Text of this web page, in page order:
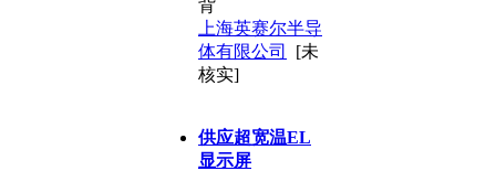
背
上海英赛尔半导
体有限公司
[未
核实]
供应超宽温EL
显示屏